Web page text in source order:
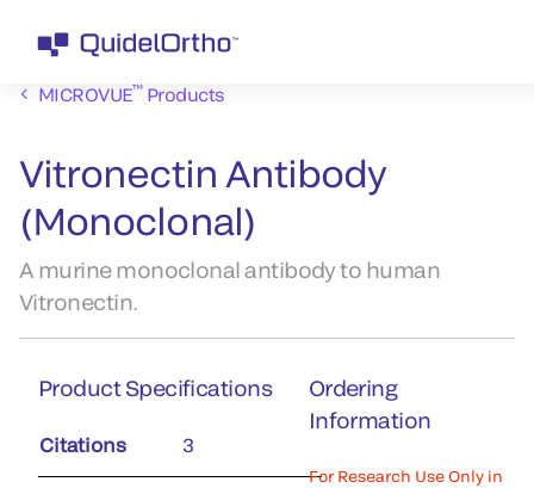
MICROVUE™Products
Vitronectin Antibody
(Monoclonal)
A murine monoclonal antibody to human
Vitronectin.
Product Specifications
Citations 3
Ordering
Information
For Research Use Only in